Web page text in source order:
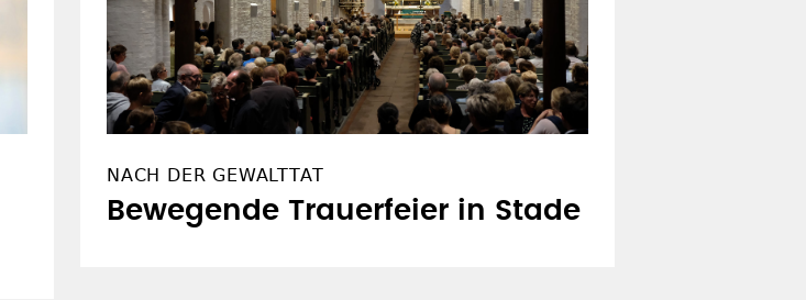
NACH DER GEWALTTAT
Bewegende Trauerfeier in Stade